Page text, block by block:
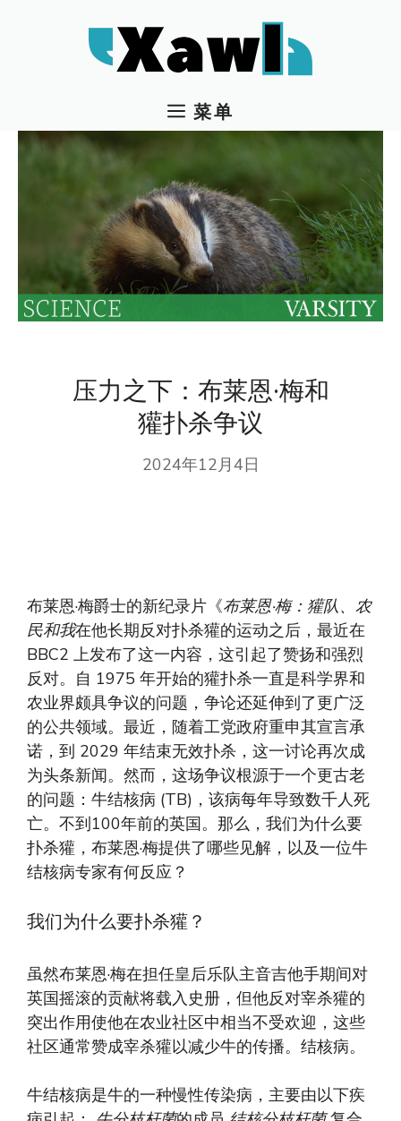
菜单
压力之下：布莱恩·梅和
獾扑杀争议
2024年12月4日
布莱恩·梅爵士的新纪录片《布莱恩·梅：獾队、农
民和我在他长期反对扑杀獾的运动之后，最近在
BBC2 上发布了这一内容，这引起了赞扬和强烈
反对。自 1975 年开始的獾扑杀一直是科学界和
农业界颇具争议的问题，争论还延伸到了更广泛
的公共领域。最近，随着工党政府重申其宣言承
诺，到 2029 年结束无效扑杀，这一讨论再次成
为头条新闻。然而，这场争议根源于一个更古老
的问题：牛结核病 (TB)，该病每年导致数千人死
亡。不到100年前的英国。那么，我们为什么要
扑杀獾，布莱恩·梅提供了哪些见解，以及一位牛
结核病专家有何反应？
我们为什么要扑杀獾？
虽然布莱恩·梅在担任皇后乐队主音吉他手期间对
英国摇滚的贡献将载入史册，但他反对宰杀獾的
突出作用使他在农业社区中相当不受欢迎，这些
社区通常赞成宰杀獾以减少牛的传播。结核病。
牛结核病是牛的一种慢性传染病，主要由以下疾